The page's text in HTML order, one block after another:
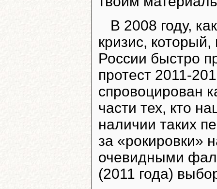
В 2008 году,
кризис,
России быстро
протест 2011-
спровоцирован
части тех, кто
наличии таких
за «рокировки»
очевидными
(2011 года)